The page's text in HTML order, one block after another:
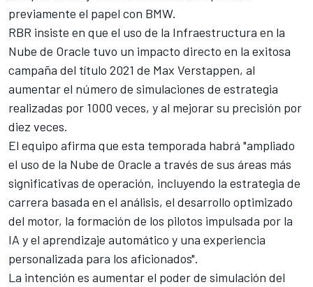
previamente el papel con BMW.
RBR insiste en que el uso de la Infraestructura en la
Nube de Oracle tuvo un impacto directo en la exitosa
campaña del título 2021 de Max Verstappen, al
aumentar el número de simulaciones de estrategia
realizadas por 1000 veces, y al mejorar su precisión por
diez veces.
El equipo afirma que esta temporada habrá "ampliado
el uso de la Nube de Oracle a través de sus áreas más
significativas de operación, incluyendo la estrategia de
carrera basada en el análisis, el desarrollo optimizado
del motor, la formación de los pilotos impulsada por la
IA y el aprendizaje automático y una experiencia
personalizada para los aficionados".
La intención es aumentar el poder de simulación del